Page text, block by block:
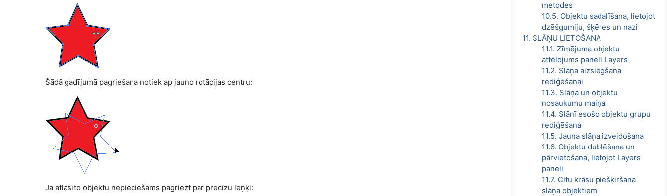
metodes
10.5. Objektu sadalīšana, lietojot
dzēšgumiju, šķēres un nazi
11. SLĀŅU LIETOŠANA
11.1. Zīmējuma objektu
attēlojums panelī Layers
11.2. Slāņa aizslēgšana
rediģēšanai
11.3. Slāņa un objektu
nosaukumu maiņa
11.4. Slānī esošo objektu grupu
rediģēšana
11.5. Jauna slāņa izveidošana
11.6. Objektu dublēšana un
pārvietošana, lietojot Layers
paneli
11.7. Citu krāsu piešķiršana
slāņa objektiem
Šādā gadījumā pagriešana notiek ap jauno rotācijas centru:
Ja atlasīto objektu nepieciešams pagriezt par precīzu leņķi: